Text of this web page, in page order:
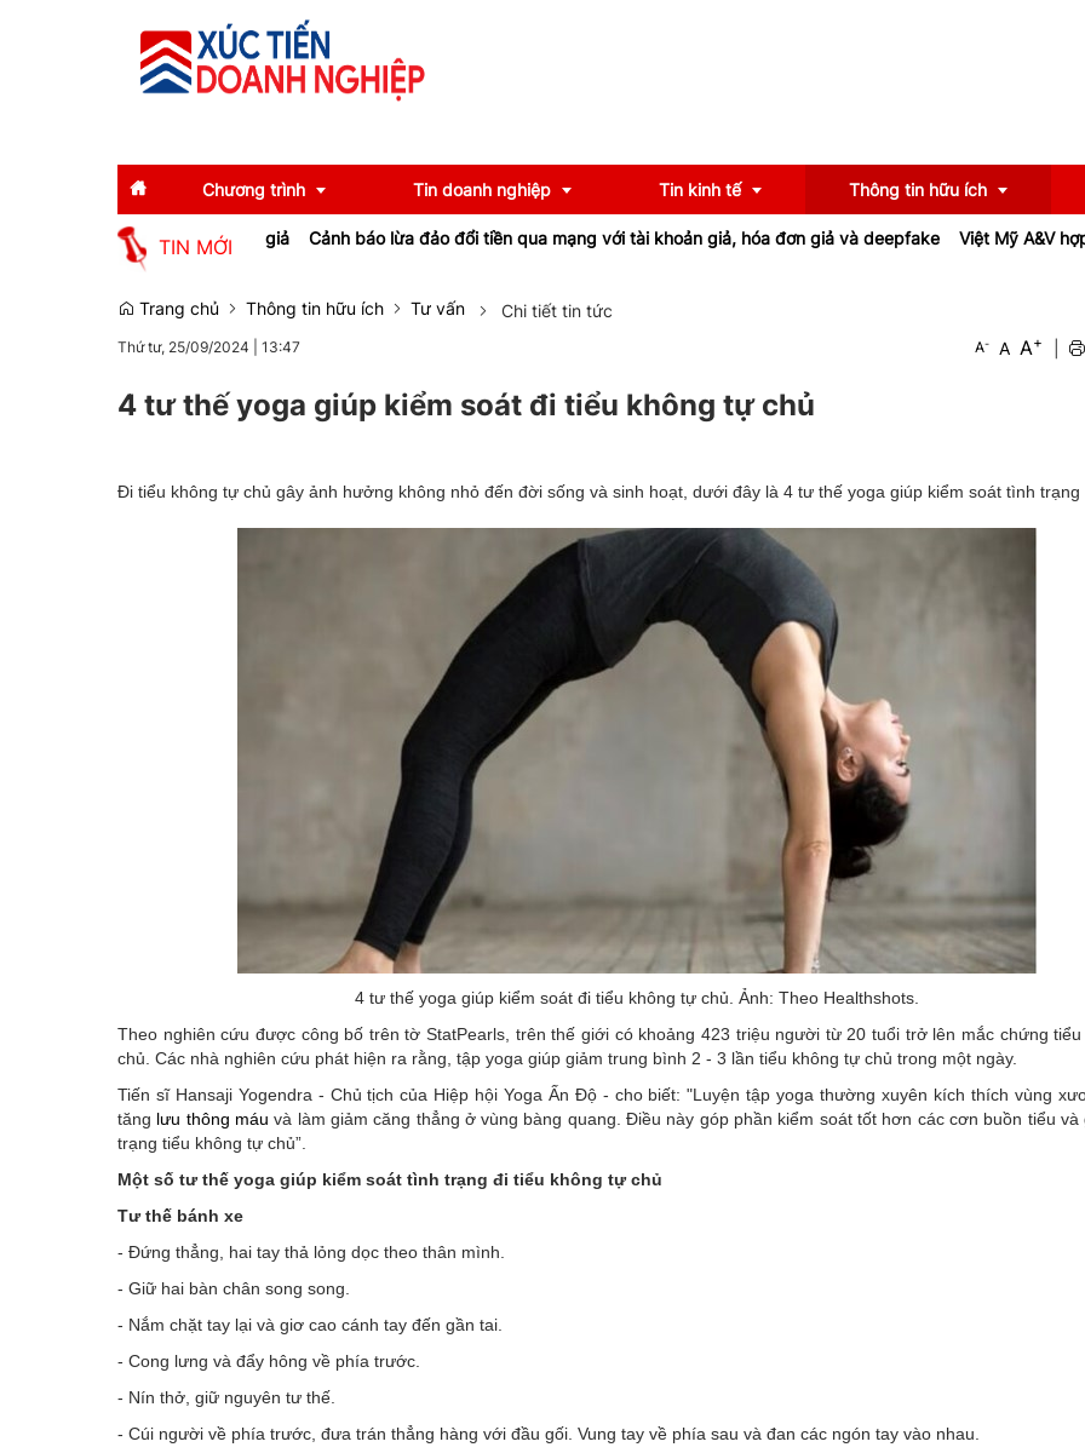
Chương trình
Diễn giả
Thông tin báo chí
Sự kiện
Tin doanh nghiệp
Tin tức
Doanh nghiệp tiêu biểu
Emagazine
Tin kinh tế Thông tin hữu ích
TIN MỚI
sản xuất thuốc Đông y giả Cảnh báo lừa đảo đổi tiền qua mạng với tài khoản giả, hóa đơn giả và deepfake Việt Mỹ A&V hợp
Trang chủ Thông tin hữu ích Tư vấn Chi tiết tin tức
Thứ tư, 25/09/2024 13:47 A- A A+
4 tư thế yoga giúp kiểm soát đi tiểu không tự chủ
Đi tiểu không tự chủ gây ảnh hưởng không nhỏ đến đời sống và sinh hoạt, dưới đây là 4 tư thế yoga giúp kiểm soát tình trạng
4 tư thế yoga giúp kiểm soát đi tiểu không tự chủ. Ảnh: Theo Healthshots.
Theo nghiên cứu được công bố trên tờ StatPearls, trên thế giới có khoảng 423 triệu người từ 20 tuổi trở lên mắc chứng
chủ. Các nhà nghiên cứu phát hiện ra rằng, tập yoga giúp giảm trung bình 2 - 3 lần tiểu không tự chủ trong một ngày.
Tiến sĩ Hansaji Yogendra - Chủ tịch của Hiệp hội Yoga Ấn Độ - cho biết: "Luyện tập yoga thường xuyên kích thích vùng
tăng lưu thông máu và làm giảm căng thẳng ở vùng bàng quang. Điều này góp phần kiểm soát tốt hơn các cơn buồn tiểu và
trạng tiểu không tự chủ”.
Một số tư thế yoga giúp kiểm soát tình trạng đi tiểu không tự chủ
Tư thế bánh xe
- Đứng thẳng, hai tay thả lỏng dọc theo thân mình.
- Giữ hai bàn chân song song.
- Nắm chặt tay lại và giơ cao cánh tay đến gần tai.
- Cong lưng và đẩy hông về phía trước.
- Nín thở, giữ nguyên tư thế.
- Cúi người về phía trước, đưa trán thẳng hàng với đầu gối. Vung tay về phía sau và đan các ngón tay vào nhau.